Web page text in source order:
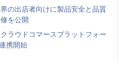
の出店者向けに製品安全と品質
を公開
ラウドコマースプラットフォー
携開始